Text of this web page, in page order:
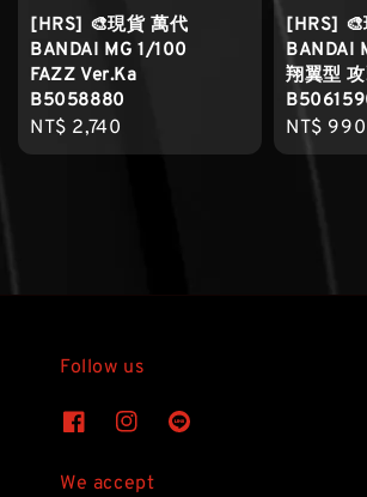
[HRS] 🎨現貨 萬代
BANDAI MG 1/100
FAZZ Ver.Ka
B5058880
Regular
price
NT$ 2,740
[HRS]
BANDAI
翔翼型
Regular
price
NT$ 990
Follow us
We accept